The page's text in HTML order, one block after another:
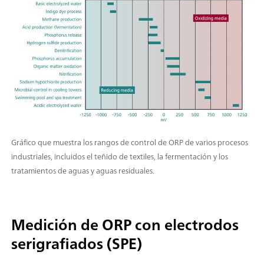
Gráfico que muestra los rangos de control de ORP de varios procesos
industriales, incluidos el teñido de textiles, la fermentación y los
tratamientos de aguas y aguas residuales.
Medición de ORP con electrodos
serigrafiados (SPE)